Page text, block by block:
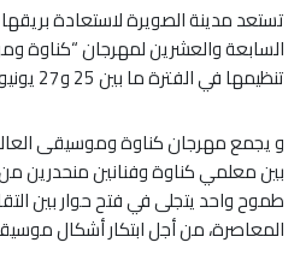
تستعد مدينة الصويرة لاستعادة
السابعة والعشرين لمهرجان “كناوة
تنظيمها في الفترة ما بين 25 و27 يونيو 2026.
و يجمع مهرجان كناوة وموسيقى
بين معلمي كناوة وفنانين منحدرين
طموح واحد يتجلى في فتح حوار بين
المعاصرة، من أجل ابتكار أشكال